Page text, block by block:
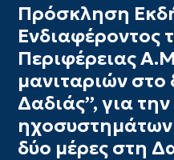
Πρόσκληση
Ενδιαφέροντος
Περιφέρειας
μανιταριών στο
Δαδιάς”, για
ηχοσυστημάτων
δύο μέρες στη